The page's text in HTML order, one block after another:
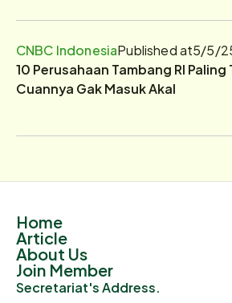
CNBC IndonesiaPublished at5/5/
10 Perusahaan Tambang RI
Cuannya Gak Masuk Akal
Home
Article
About Us
Join Member
Secretariat's Address.